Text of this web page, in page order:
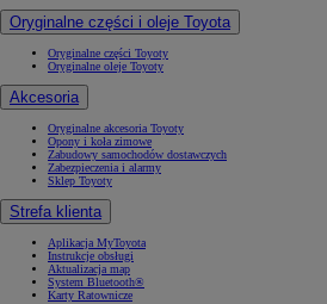
Oryginalne części i oleje Toyota
Oryginalne części Toyoty
Oryginalne oleje Toyoty
Akcesoria
Oryginalne akcesoria Toyoty
Opony i koła zimowe
Zabudowy samochodów dostawczych
Zabezpieczenia i alarmy
Sklep Toyoty
Strefa klienta
Aplikacja MyToyota
Instrukcje obsługi
Aktualizacja map
System Bluetooth®
Karty Ratownicze